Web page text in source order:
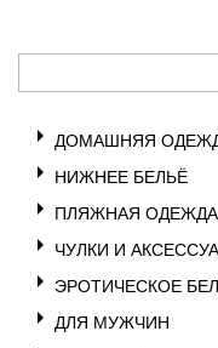
ДОМАШНЯЯ
НИЖНЕЕ БЕЛЬЁ
ПЛЯЖНАЯ ОДЕЖДА
ЧУЛКИ И
ЭРОТИЧЕСКОЕ
ДЛЯ МУЖЧИН